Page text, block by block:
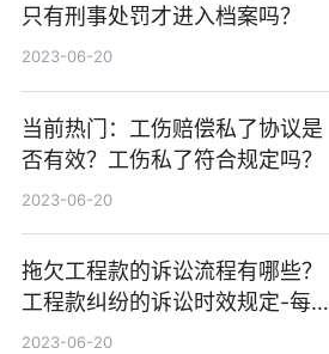
只有刑事处罚才进入档案吗？
2023-06-20
当前热门：工伤赔偿私了协议是
否有效？工伤私了符合规定吗？
2023-06-20
拖欠工程款的诉讼流程有哪些？
工程款纠纷的诉讼时效规定-每日
热门
2023-06-20